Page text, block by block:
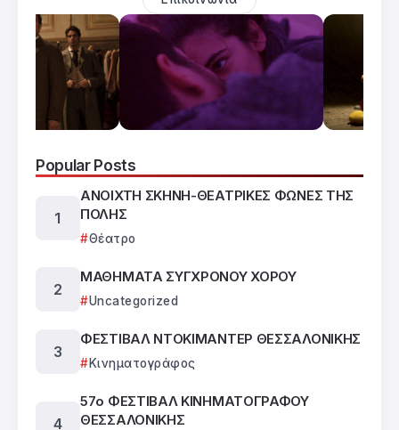
Popular Posts
ΑΝΟΙΧΤΗ ΣΚΗΝΗ-ΘΕΑΤΡΙΚΕΣ ΦΩΝΕΣ ΤΗΣ
ΠΟΛΗΣ
Θέατρο
ΜΑΘΗΜΑΤΑ ΣΥΓΧΡΟΝΟΥ ΧΟΡΟΥ
Uncategorized
ΦΕΣΤΙΒΑΛ ΝΤΟΚΙΜΑΝΤΕΡ ΘΕΣΣΑΛΟΝΙΚΗΣ
Κινηματογράφος
57ο ΦΕΣΤΙΒΑΛ ΚΙΝΗΜΑΤΟΓΡΑΦΟΥ
ΘΕΣΣΑΛΟΝΙΚΗΣ